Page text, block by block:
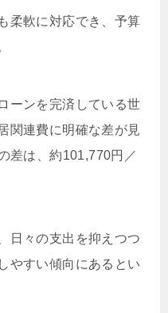
柔軟に対応でき、予算
ーンを完済している世
関連費に明確な差が見
差は、約101,770円／
日々の支出を抑えつつ
やすい傾向にあるとい